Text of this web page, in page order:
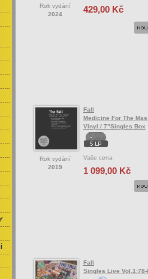
Rok vydání
2024
429,00 Kč
Rok vydání
2019
Fall
Medicine For The
Vinyl / 7"Singles Box
Vaše cena
1 099,00 Kč
Fall
Singles Live Vol.1:78-